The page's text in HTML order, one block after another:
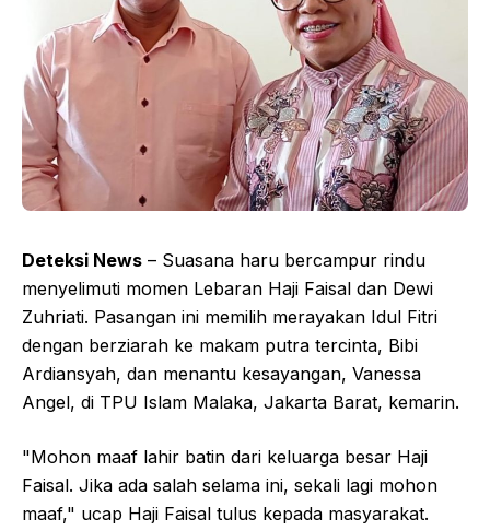
Deteksi News – Suasana haru bercampur rindu
menyelimuti momen Lebaran Haji Faisal dan Dewi
Zuhriati. Pasangan ini memilih merayakan Idul Fitri
dengan berziarah ke makam putra tercinta, Bibi
Ardiansyah, dan menantu kesayangan, Vanessa
Angel, di TPU Islam Malaka, Jakarta Barat, kemarin.
"Mohon maaf lahir batin dari keluarga besar Haji
Faisal. Jika ada salah selama ini, sekali lagi mohon
maaf," ucap Haji Faisal tulus kepada masyarakat.